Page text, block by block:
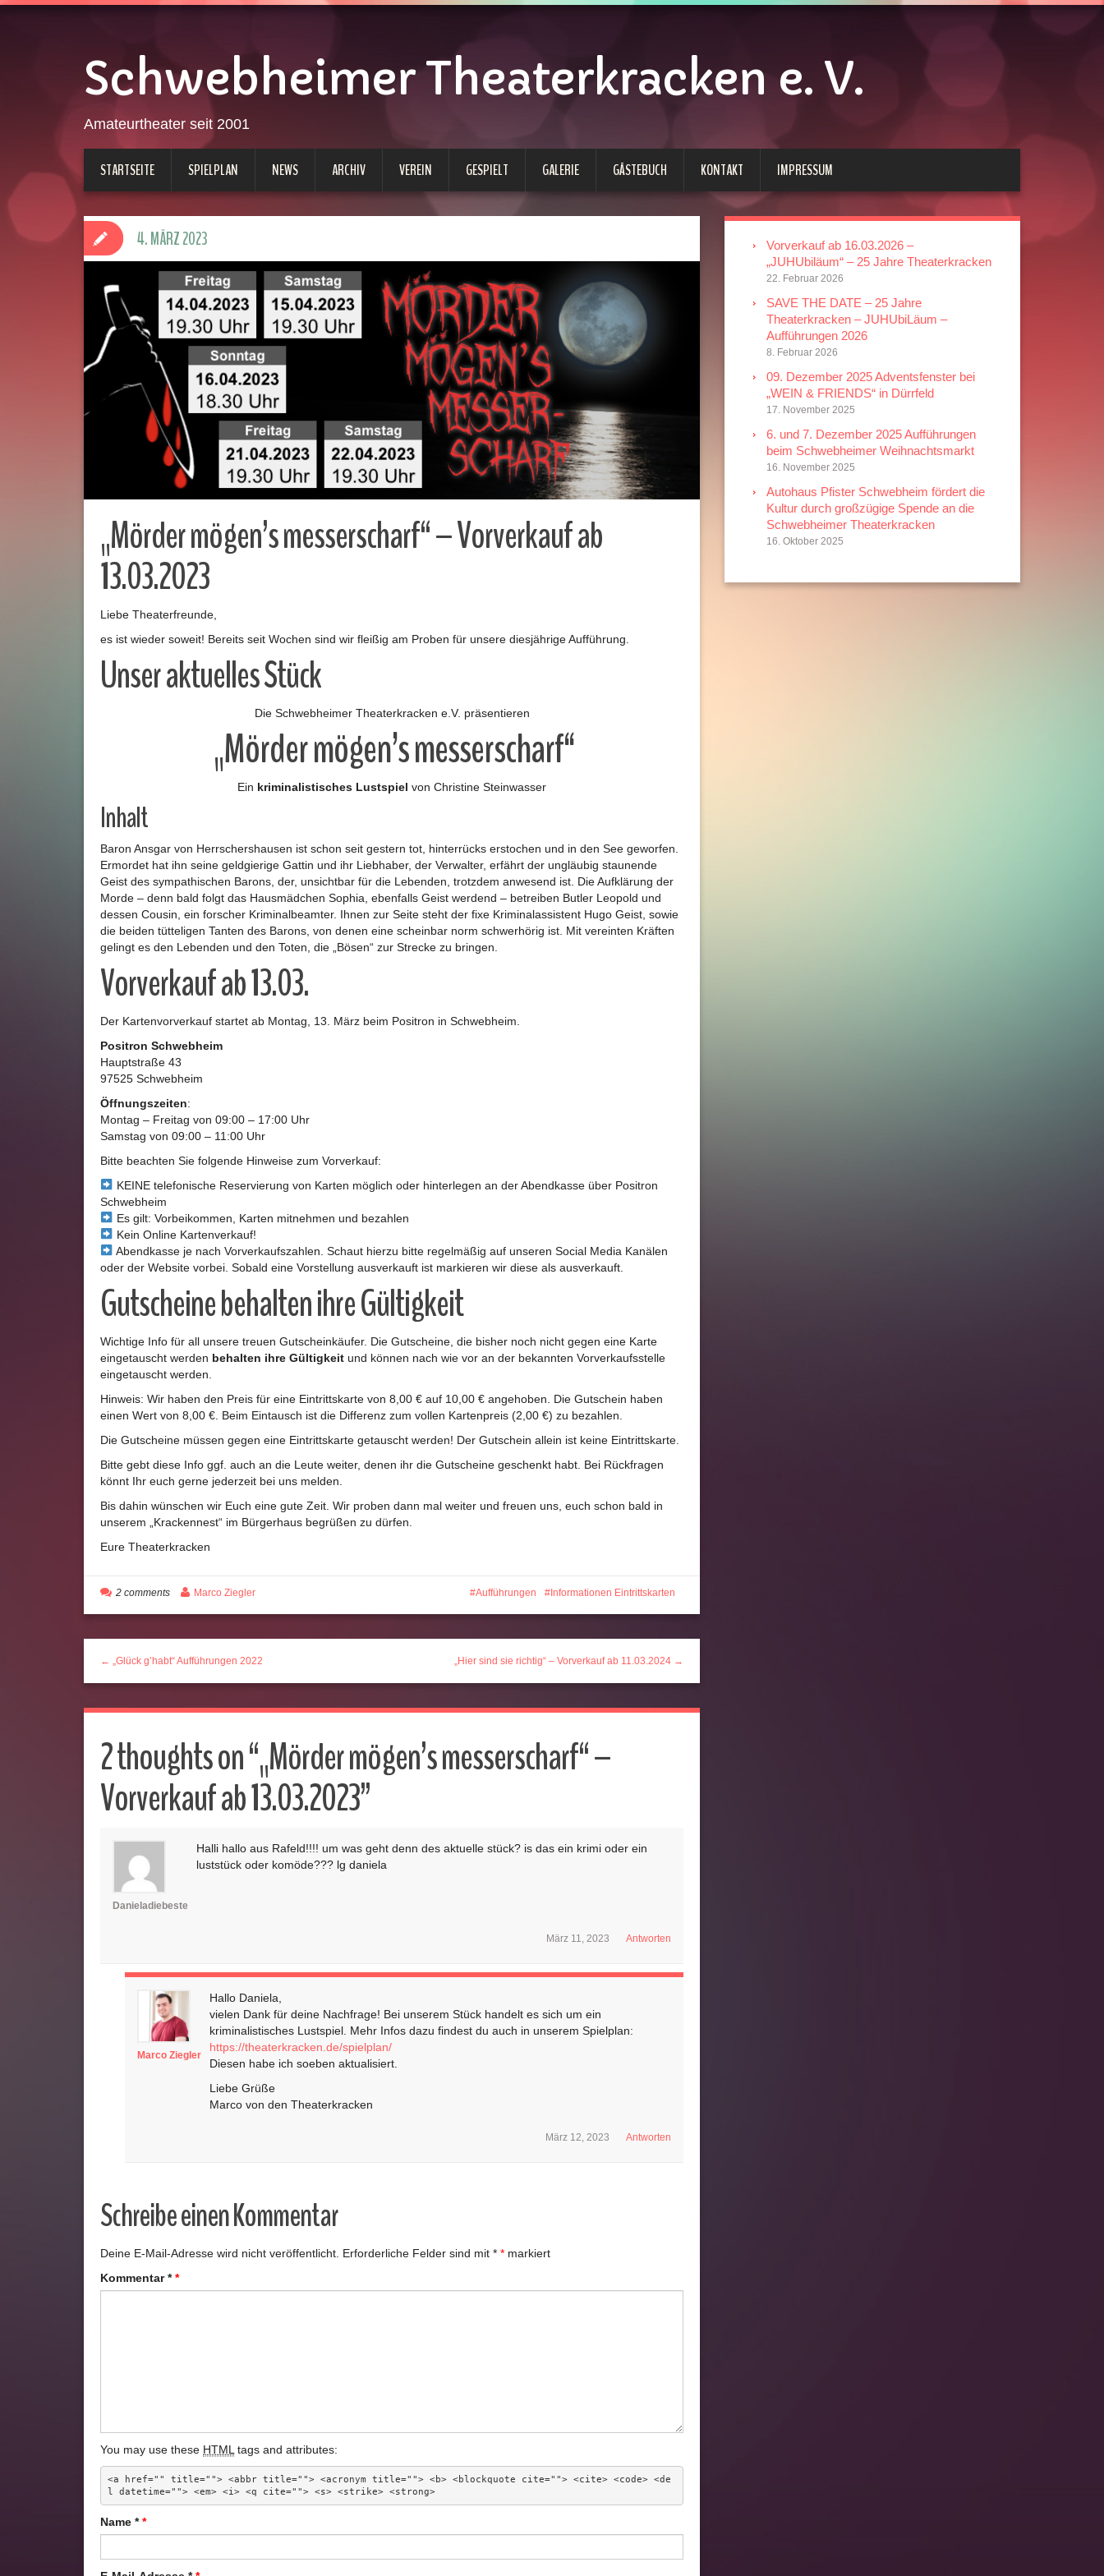
Schwebheimer Theaterkracken e. V.
Amateurtheater seit 2001
STARTSEITE SPIELPLAN NEWS ARCHIV VEREIN GESPIELT GALERIE GÄSTEBUCH KONTAKT IMPRESSUM
„Mörder mögen’s messerscharf“ – Vorverkauf ab
13.03.2023
Liebe Theaterfreunde,
es ist wieder soweit! Bereits seit Wochen sind wir fleißig am Proben für unsere diesjährige Aufführung.
Unser aktuelles Stück
Die Schwebheimer Theaterkracken e.V. präsentieren
„Mörder mögen’s messerscharf“
Ein kriminalistisches Lustspiel von Christine Steinwasser
Inhalt
Baron Ansgar von Herrschershausen ist schon seit gestern tot, hinterrücks erstochen und in den See geworfen.
Ermordet hat ihn seine geldgierige Gattin und ihr Liebhaber, der Verwalter, erfährt der ungläubig staunende
Geist des sympathischen Barons, der, unsichtbar für die Lebenden, trotzdem anwesend ist. Die Aufklärung der
Morde – denn bald folgt das Hausmädchen Sophia, ebenfalls Geist werdend – betreiben Butler Leopold und
dessen Cousin, ein forscher Kriminalbeamter. Ihnen zur Seite steht der fixe Kriminalassistent Hugo Geist, sowie
die beiden tütteligen Tanten des Barons, von denen eine scheinbar norm schwerhörig ist. Mit vereinten Kräften
gelingt es den Lebenden und den Toten, die „Bösen“ zur Strecke zu bringen.
Vorverkauf ab 13.03.
Der Kartenvorverkauf startet ab Montag, 13. März beim Positron in Schwebheim.
Positron Schwebheim
Hauptstraße 43
97525 Schwebheim
Öffnungszeiten:
Montag – Freitag von 09:00 – 17:00 Uhr
Samstag von 09:00 – 11:00 Uhr
Bitte beachten Sie folgende Hinweise zum Vorverkauf:
KEINE telefonische Reservierung von Karten möglich oder hinterlegen an der Abendkasse über Positron
Schwebheim
Es gilt: Vorbeikommen, Karten mitnehmen und bezahlen
Kein Online Kartenverkauf!
Abendkasse je nach Vorverkaufszahlen. Schaut hierzu bitte regelmäßig auf unseren Social Media Kanälen
oder der Website vorbei. Sobald eine Vorstellung ausverkauft ist markieren wir diese als ausverkauft.
Gutscheine behalten ihre Gültigkeit
Wichtige Info für all unsere treuen Gutscheinkäufer. Die Gutscheine, die bisher noch nicht gegen eine Karte
eingetauscht werden behalten ihre Gültigkeit und können nach wie vor an der bekannten Vorverkaufsstelle
eingetauscht werden.
Hinweis: Wir haben den Preis für eine Eintrittskarte von 8,00 € auf 10,00 € angehoben. Die Gutschein haben
einen Wert von 8,00 €. Beim Eintausch ist die Differenz zum vollen Kartenpreis (2,00 €) zu bezahlen.
Die Gutscheine müssen gegen eine Eintrittskarte getauscht werden! Der Gutschein allein ist keine Eintrittskarte.
Bitte gebt diese Info ggf. auch an die Leute weiter, denen ihr die Gutscheine geschenkt habt. Bei Rückfragen
könnt Ihr euch gerne jederzeit bei uns melden.
Bis dahin wünschen wir Euch eine gute Zeit. Wir proben dann mal weiter und freuen uns, euch schon bald in
unserem „Krackennest“ im Bürgerhaus begrüßen zu dürfen.
Eure Theaterkracken
4. MÄRZ 2023
Aufführungen Informationen Eintrittskarten
2 comments Marco Ziegler
← „Glück g’habt“ Aufführungen 2022 „Hier sind sie richtig“ – Vorverkauf ab 11.03.2024 →
2 thoughts on “„Mörder mögen’s messerscharf“ –
Vorverkauf ab 13.03.2023”
Danieladiebeste
Halli hallo aus Rafeld!!!! um was geht denn des aktuelle stück? is das ein krimi oder ein
luststück oder komöde??? lg daniela
Antworten
März 11, 2023
Marco Ziegler
Hallo Daniela,
vielen Dank für deine Nachfrage! Bei unserem Stück handelt es sich um ein
kriminalistisches Lustspiel. Mehr Infos dazu findest du auch in unserem Spielplan:
https://theaterkracken.de/spielplan/
Diesen habe ich soeben aktualisiert.
Liebe Grüße
Marco von den Theaterkracken
Antworten
März 12, 2023
Schreibe einen Kommentar
Deine E-Mail-Adresse wird nicht veröffentlicht. Erforderliche Felder sind mit *
markiert
Kommentar*
You may use these HTML tags and attributes:
<a href="" title=""> <abbr title=""> <acronym title=""> <b> <blockquote cite=""> <cite> <code> <de
l datetime=""> <em> <i> <q cite=""> <s> <strike> <strong>
Name *
Vorverkauf ab 16.03.2026 –
„JUHUbiläum“ – 25 Jahre Theaterkracken
22. Februar 2026
SAVE THE DATE – 25 Jahre
Theaterkracken – JUHUbiLäum –
Aufführungen 2026
8. Februar 2026
09. Dezember 2025 Adventsfenster bei
„WEIN & FRIENDS“ in Dürrfeld
17. November 2025
6. und 7. Dezember 2025 Aufführungen
beim Schwebheimer Weihnachtsmarkt
16. November 2025
Autohaus Pfister Schwebheim fördert die
Kultur durch großzügige Spende an die
Schwebheimer Theaterkracken
16. Oktober 2025